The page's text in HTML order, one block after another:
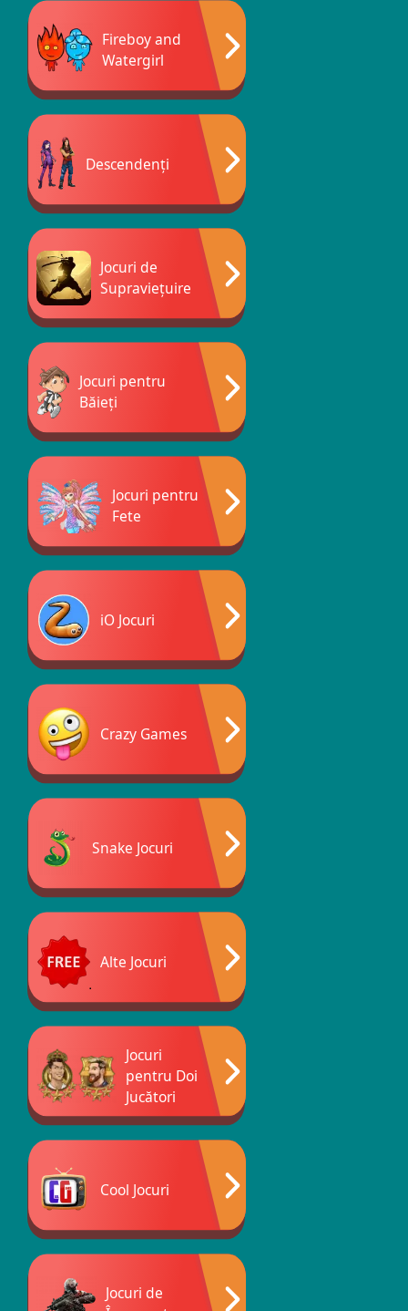
Fireboy and
Watergirl
Descendenți
Jocuri de
Supraviețuire
Jocuri pentru
Băieți
Jocuri pentru
Fete
iO Jocuri
Crazy Games
Snake Jocuri
Alte Jocuri
Jocuri
pentru Doi
Jucători
Cool Jocuri
Jocuri de